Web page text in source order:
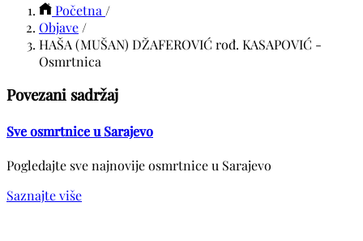
Početna /
Objave /
HAŠA (MUŠAN) DŽAFEROVIĆ rođ. KASAPOVIĆ -
Osmrtnica
Povezani sadržaj
Sve osmrtnice u Sarajevo
Pogledajte sve najnovije osmrtnice u Sarajevo
Saznajte više